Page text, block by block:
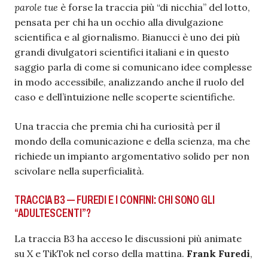
parole tue è forse la traccia più “di nicchia” del lotto,
pensata per chi ha un occhio alla divulgazione
scientifica e al giornalismo. Bianucci è uno dei più
grandi divulgatori scientifici italiani e in questo
saggio parla di come si comunicano idee complesse
in modo accessibile, analizzando anche il ruolo del
caso e dell’intuizione nelle scoperte scientifiche.
Una traccia che premia chi ha curiosità per il
mondo della comunicazione e della scienza, ma che
richiede un impianto argomentativo solido per non
scivolare nella superficialità.
TRACCIA B3 — FUREDI E I CONFINI: CHI SONO GLI
“ADULTESCENTI”?
La traccia B3 ha acceso le discussioni più animate
su X e TikTok nel corso della mattina. Frank Furedi,